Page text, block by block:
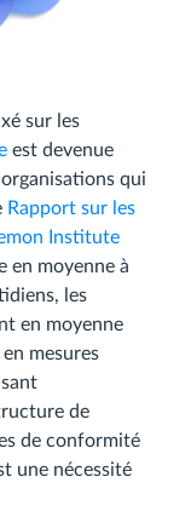
sur les
est devenue
qui
Rapport sur les
Institute
en moyenne à
les
en moyenne
mesures
de
de conformité
une nécessité